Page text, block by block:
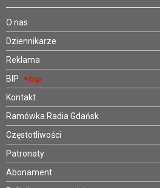
O nas
Dziennikarze
Reklama
BIP
Kontakt
Ramówka Radia Gdańsk
Częstotliwości
Patronaty
Abonament